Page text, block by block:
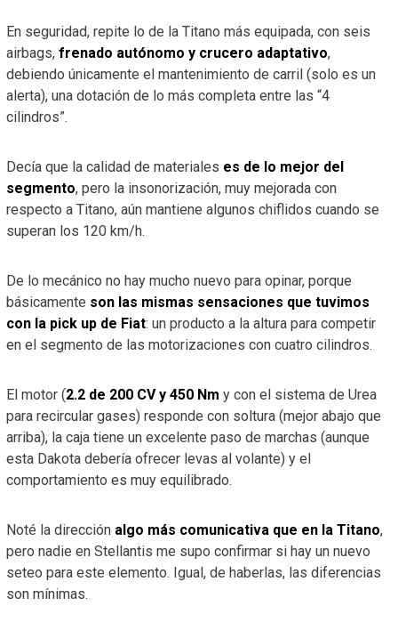
En seguridad, repite lo de la Titano más equipada, con seis
airbags, frenado autónomo y crucero adaptativo,
debiendo únicamente el mantenimiento de carril (solo es un
alerta), una dotación de lo más completa entre las “4
cilindros”.
Decía que la calidad de materiales es de lo mejor del
segmento, pero la insonorización, muy mejorada con
respecto a Titano, aún mantiene algunos chiflidos cuando se
superan los 120 km/h.
De lo mecánico no hay mucho nuevo para opinar, porque
básicamente son las mismas sensaciones que tuvimos
con la pick up de Fiat: un producto a la altura para competir
en el segmento de las motorizaciones con cuatro cilindros.
El motor (2.2 de 200 CV y 450 Nm y con el sistema de Urea
para recircular gases) responde con soltura (mejor abajo que
arriba), la caja tiene un excelente paso de marchas (aunque
esta Dakota debería ofrecer levas al volante) y el
comportamiento es muy equilibrado.
Noté la dirección algo más comunicativa que en la Titano,
pero nadie en Stellantis me supo confirmar si hay un nuevo
seteo para este elemento. Igual, de haberlas, las diferencias
son mínimas.